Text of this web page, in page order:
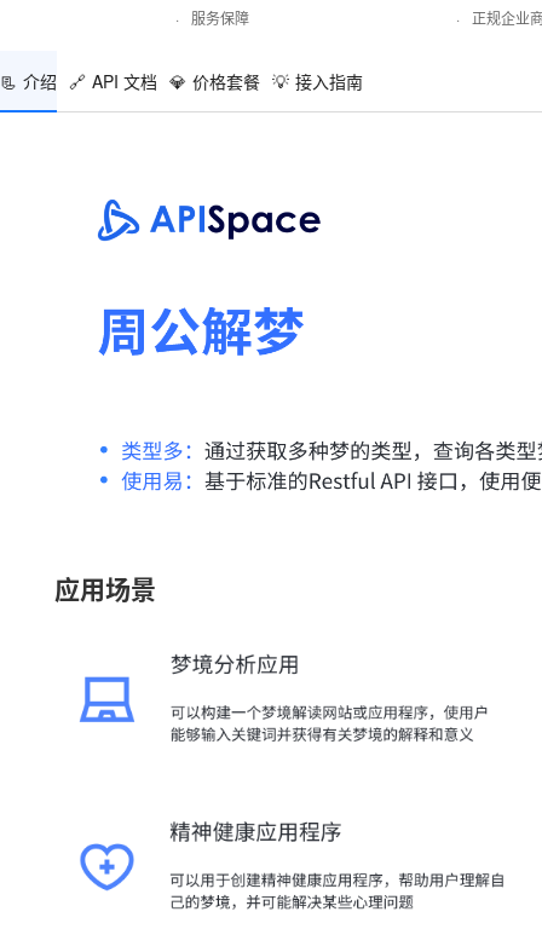
· 服务保障 · 正规企业
📃 介绍 🔗 API 文档 💎 价格套餐 💡 接入指南
应用场景